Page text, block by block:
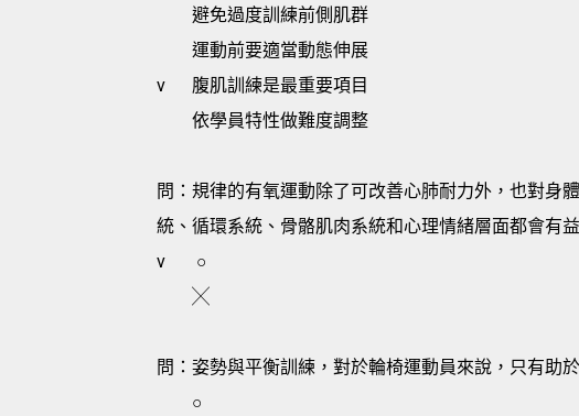
避免過度訓練前側肌群
運動前要適當動態伸展
v
腹肌訓練是最重要項目
依學員特性做難度調整
問：規律的有氧運動除了可改善心肺耐力外，也對身
統、循環系統、骨骼肌肉系統和心理情緒層面都會有益
v
○
╳
問：姿勢與平衡訓練，對於輪椅運動員來說，只有助
○